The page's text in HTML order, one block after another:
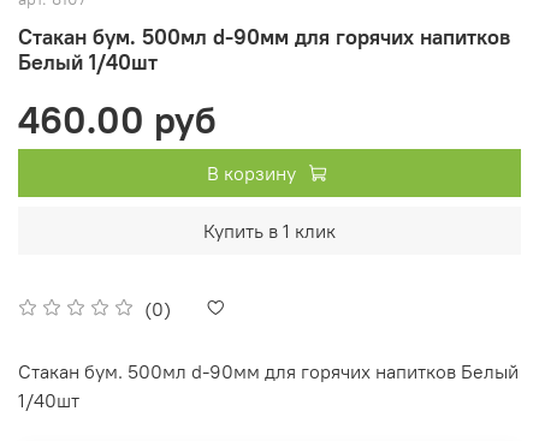
Стакан бум. 500мл d-90мм для горячих напитков
Белый 1/40шт
(0)
460.00 руб
В корзину
Купить в 1 клик
Стакан бум. 500мл d-90мм для горячих напитков Белый
1/40шт